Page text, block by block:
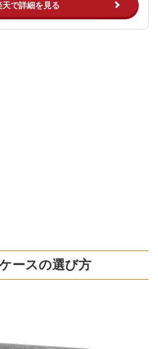
天で詳細を見る
ースの選び方